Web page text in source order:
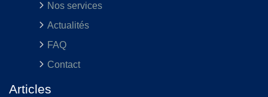
Nos services
Actualités
FAQ
Contact
Articles